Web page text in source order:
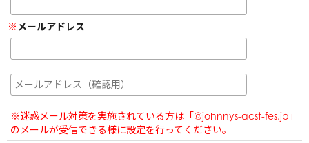
よくあるご質問・お問い合わせ
会員規約
プライバシーポリシー
メールアドレス
※迷惑メール対策を実施されている方は「@johnnys-acst-fes.jp」
のメールが受信できる様に設定を行ってください。